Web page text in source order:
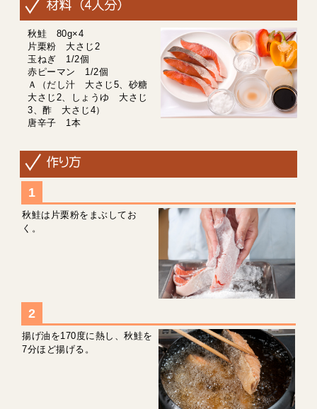
秋鮭 80g×4
片栗粉 大さじ2
玉ねぎ 1/2個
赤ピーマン 1/2個
Ａ（だし汁 大さじ5、砂糖
大さじ2、しょうゆ 大さじ
3、酢 大さじ4）
唐辛子 1本
秋鮭は片栗粉をまぶしてお
く。
揚げ油を170度に熱し、秋鮭を
7分ほど揚げる。